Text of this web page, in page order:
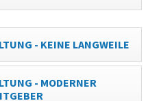
- KEINE LANGWEILE
- MODERNER